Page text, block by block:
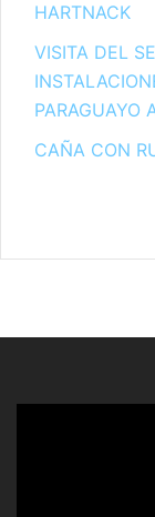
HARTNACK
VISITA DEL
PARAGUAYO
CAÑA CON